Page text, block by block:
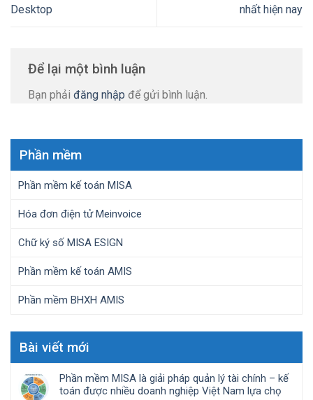
Desktop
nhất hiện nay
Để lại một bình luận
Bạn phải đăng nhập để gửi bình luận.
Phần mềm
Phần mềm kế toán MISA
Hóa đơn điện tử Meinvoice
Chữ ký số MISA ESIGN
Phần mềm kế toán AMIS
Phần mềm BHXH AMIS
Bài viết mới
Phần mềm MISA là giải pháp quản lý tài chính – kế
toán được nhiều doanh nghiệp Việt Nam lựa chọ